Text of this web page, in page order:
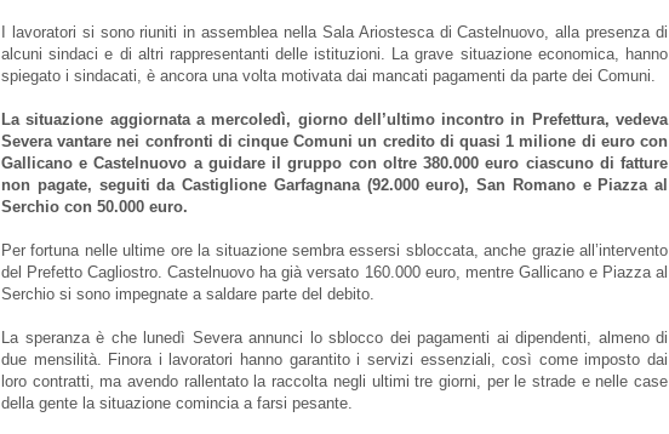
I lavoratori si sono riuniti in assemblea nella Sala Ariostesca di Castelnuovo, alla presenza di
alcuni sindaci e di altri rappresentanti delle istituzioni. La grave situazione economica, hanno
spiegato i sindacati, è ancora una volta motivata dai mancati pagamenti da parte dei Comuni.
La situazione aggiornata a mercoledì, giorno dell’ultimo incontro in Prefettura, vedeva
Severa vantare nei confronti di cinque Comuni un credito di quasi 1 milione di euro con
Gallicano e Castelnuovo a guidare il gruppo con oltre 380.000 euro ciascuno di fatture
non pagate, seguiti da Castiglione Garfagnana (92.000 euro), San Romano e Piazza al
Serchio con 50.000 euro.
Per fortuna nelle ultime ore la situazione sembra essersi sbloccata, anche grazie all’intervento
del Prefetto Cagliostro. Castelnuovo ha già versato 160.000 euro, mentre Gallicano e Piazza al
Serchio si sono impegnate a saldare parte del debito.
La speranza è che lunedì Severa annunci lo sblocco dei pagamenti ai dipendenti, almeno di
due mensilità. Finora i lavoratori hanno garantito i servizi essenziali, così come imposto dai
loro contratti, ma avendo rallentato la raccolta negli ultimi tre giorni, per le strade e nelle case
della gente la situazione comincia a farsi pesante.